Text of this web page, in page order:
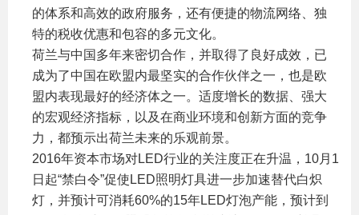
的体系和高效的政府服务，还有便捷的物流网络、独
特的税收优惠和包容的多元文化。
荷兰与中国多年来密切合作，并取得了良好成效，已
成为了中国在欧盟内最坚实的合作伙伴之一，也是欧
盟内表现最好的经济体之一。适度增长的数据、强大
的宏观经济指标，以及在商业环境和创新方面的竞争
力，都预示出荷兰未来的乐观前景。
2016年资本市场对LED行业的关注度正在升温，10月1
日起“禁白令”促使LED照明灯具进一步加速替代白炽
灯，并预计可消耗60%的15年LED灯泡产能，预计到